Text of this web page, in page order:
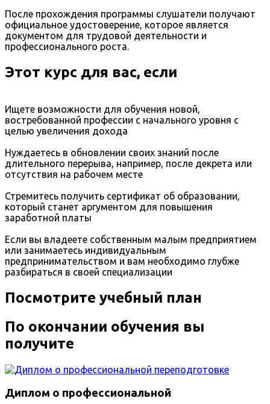
После прохождения программы слушатели получают
официальное удостоверение, которое является
документом для трудовой деятельности и
профессионального роста.
Этот курс для вас, если
Ищете возможности для обучения новой,
востребованной профессии с начального уровня с
целью увеличения дохода
Нуждаетесь в обновлении своих знаний после
длительного перерыва, например, после декрета или
отсутствия на рабочем месте
Стремитесь получить сертификат об образовании,
который станет аргументом для повышения
заработной платы
Если вы владеете собственным малым предприятием
или занимаетесь индивидуальным
предпринимательством и вам необходимо глубже
разбираться в своей специализации
Посмотрите учебный план
По окончании обучения вы
получите
Диплом о профессиональной